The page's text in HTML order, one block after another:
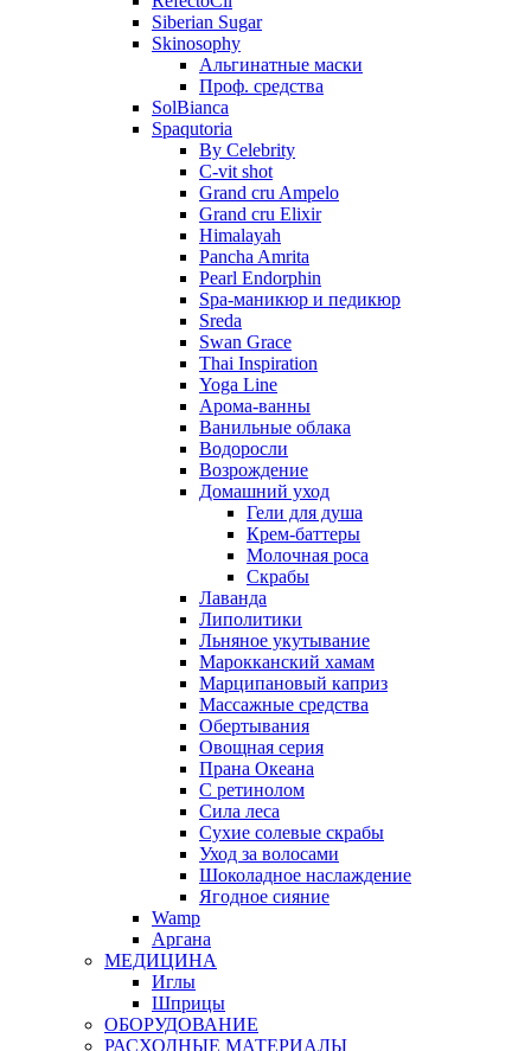
Siberian Sugar
Skinosophy
Альгинатные маски
Проф. средства
SolBianca
Spaqutoria
By Celebrity
C-vit shot
Grand cru Ampelo
Grand сru Elixir
Himalayah
Pancha Amrita
Pearl Endorphin
Spa-маникюр и педикюр
Sreda
Swan Grace
Thai Inspiration
Yoga Line
Арома-ванны
Ванильные облака
Водоросли
Возрождение
Домашний уход
Гели для душа
Крем-баттеры
Молочная роса
Скрабы
Лаванда
Липолитики
Льняное укутывание
Марокканский хамам
Марципановый каприз
Массажные средства
Обертывания
Овощная серия
Прана Океана
С ретинолом
Сила леса
Сухие солевые скрабы
Уход за волосами
Шоколадное наслаждение
Ягодное сияние
Wamp
Аргана
МЕДИЦИНА
Иглы
Шприцы
ОБОРУДОВАНИЕ
РАСХОДНЫЕ МАТЕРИАЛЫ